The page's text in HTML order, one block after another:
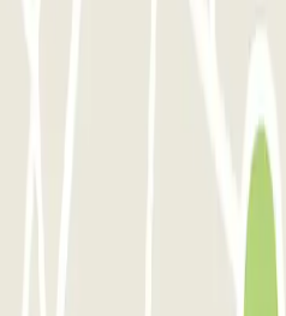
mit der Vordertür am Hof nicht
hab ich keinen bis jetzt gesehen
wieder zurück ins Parkhaus
irgendwie wieder drin , kam man
weil in der Garage kein Empfang
Schleuse 2 fehlte der Code.